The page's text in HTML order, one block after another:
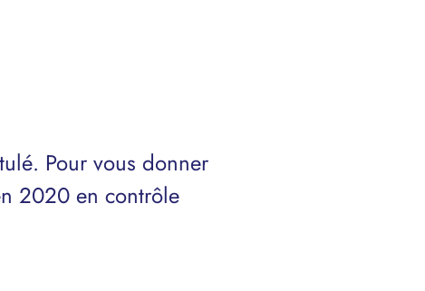
Pour vous donner
2020 en contrôle